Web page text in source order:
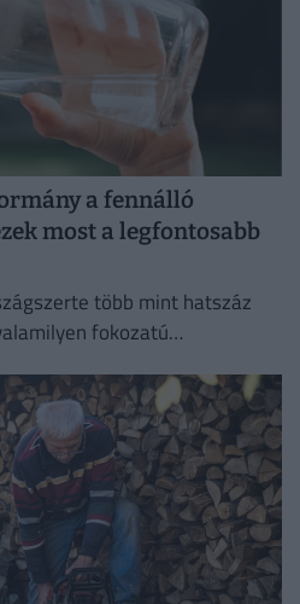
a fennálló
most a legfontosabb
több mint hatszáz
fokozatú